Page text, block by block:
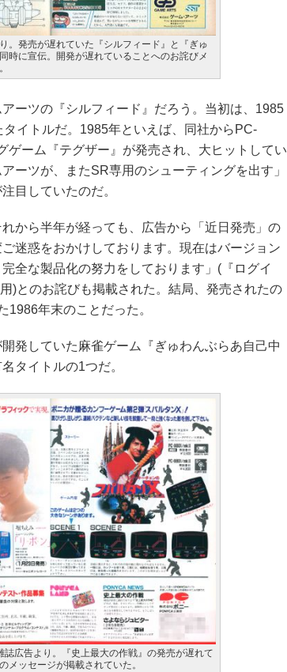
。発売が遅れていた『シルフィード』と『ぎゅ
時に宣伝。開発が遅れていることへのお詫びメ
ーツの『シルフィード』だろう。当初は、1985
イトルだ。1985年といえば、同社からPC-
ゲーム『テグザー』が発売され、大ヒットしてい
ーツが、またSR専用のシューティングを出す」
目していたのだ。
から半年が経っても、広告から「近日発売」の
迷惑をおかけしております。現在はバージョン
全な製品化の努力をしております」(『ログイ
)とのお詫びも掲載された。結局、発売されたの
1986年末のことだった。
発していた麻雀ゲーム『ぎゅわんぶらあ自己中
タイトルの1つだ。
広告より。『史上最大の作戦』の発売が遅れて
メッセージが掲載されていた。